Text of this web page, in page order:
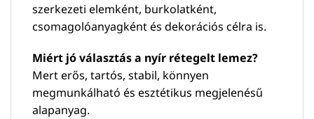
szerkezeti elemként, burkolatként,
csomagolóanyagként és dekorációs célra is.
Miért jó választás a nyír rétegelt lemez?
Mert erős, tartós, stabil, könnyen
megmunkálható és esztétikus megjelenésű
alapanyag.